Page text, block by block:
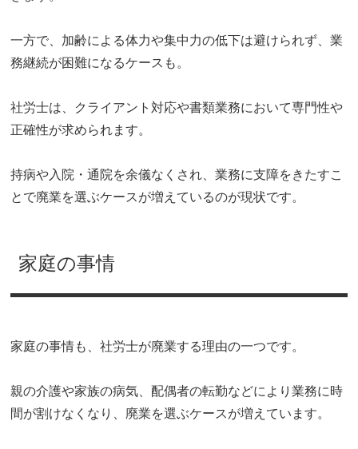
一方で、加齢による体力や集中力の低下は避けられず、業
務継続が困難になるケースも。
社労士は、クライアント対応や書類業務において専門性や
正確性が求められます。
持病や入院・通院を余儀なくされ、業務に支障をきたすこ
とで廃業を選ぶケースが増えているのが現状です。
家庭の事情
家庭の事情も、社労士が廃業する理由の一つです。
親の介護や家族の病気、配偶者の転勤などにより業務に時
間が割けなくなり、廃業を選ぶケースが増えています。